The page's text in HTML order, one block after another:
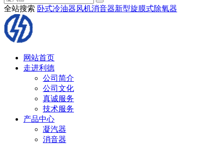
全站搜索 卧式冷油器风机消音器新型旋膜式除氧器
网站首页
走进利德
公司简介
公司文化
真诚服务
技术服务
产品中心
凝汽器
消音器